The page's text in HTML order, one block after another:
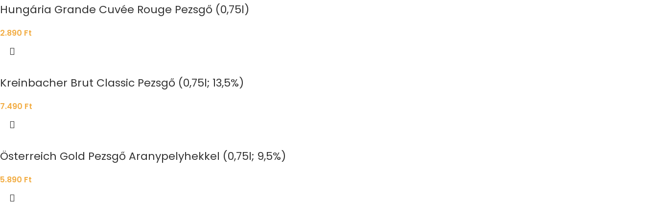
Hungária Grande Cuvée Rouge Pezsgő (0,75l)
2.890 Ft
Kreinbacher Brut Classic Pezsgő (0,75l; 13,5%)
7.490 Ft
Österreich Gold Pezsgő Aranypelyhekkel (0,75l; 9,5%)
5.890 Ft